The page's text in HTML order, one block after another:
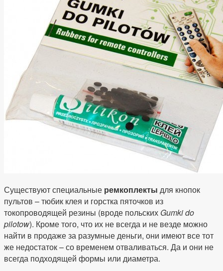
Существуют специальные ремкоплекты для кнопок
пультов – тюбик клея и горстка пяточков из
токопроводящей резины (вроде польских Gumki do
pilotow). Кроме того, что их не всегда и не везде можно
найти в продаже за разумные деньги, они имеют все тот
же недостаток – со временем отваливаться. Да и они не
всегда подходящей формы или диаметра.